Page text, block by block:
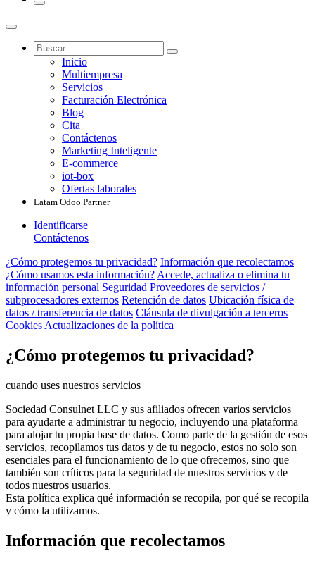
Inicio
Multiempresa
Servicios
Facturación Electrónica
Blog
Cita
Contáctenos
Marketing Inteligente
E-commerce
iot-box
Ofertas laborales
Latam Odoo Partner
Identificarse
Contáctenos
¿Cómo protegemos tu privacidad? Información que recolectamos
¿Cómo usamos esta información? Accede, actualiza o elimina tu
información personal Seguridad Proveedores de servicios /
subprocesadores externos Retención de datos Ubicación física de
datos / transferencia de datos Cláusula de divulgación a terceros
Cookies Actualizaciones de la política
¿Cómo protegemos tu privacidad?
cuando uses nuestros servicios
Sociedad Consulnet LLC y sus afiliados ofrecen varios servicios
para ayudarte a administrar tu negocio, incluyendo una plataforma
para alojar tu propia base de datos. Como parte de la gestión de esos
servicios, recopilamos tus datos y de tu negocio, estos no solo son
esenciales para el funcionamiento de lo que ofrecemos, sino que
también son críticos para la seguridad de nuestros servicios y de
todos nuestros usuarios.
Esta política explica qué información se recopila, por qué se recopila
y cómo la utilizamos.
Información que recolectamos